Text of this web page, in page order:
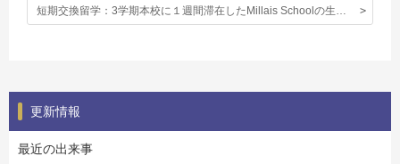
更新情報
最近の出来事